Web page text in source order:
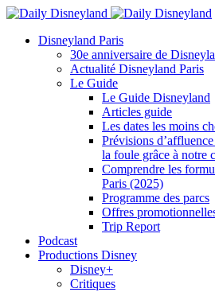
Disneyland Paris
30e anniversaire de
Actualité Disneyland Paris
Le Guide
Le Guide Disneyland
Articles guide
Les dates les moins
Prévisions
la foule grâce à notre
Comprendre les
Paris (2025)
Programme des parcs
Offres
Trip Report
Podcast
Productions Disney
Disney+
Critiques